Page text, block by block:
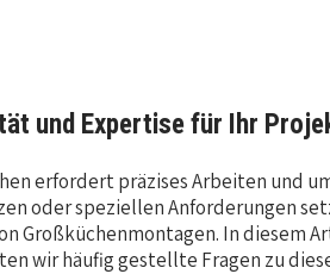
und Expertise für Ihr
erfordert präzises Arbeiten und
oder speziellen Anforderungen
Großküchenmontagen. In diesem
wir häufig gestellte Fragen zu